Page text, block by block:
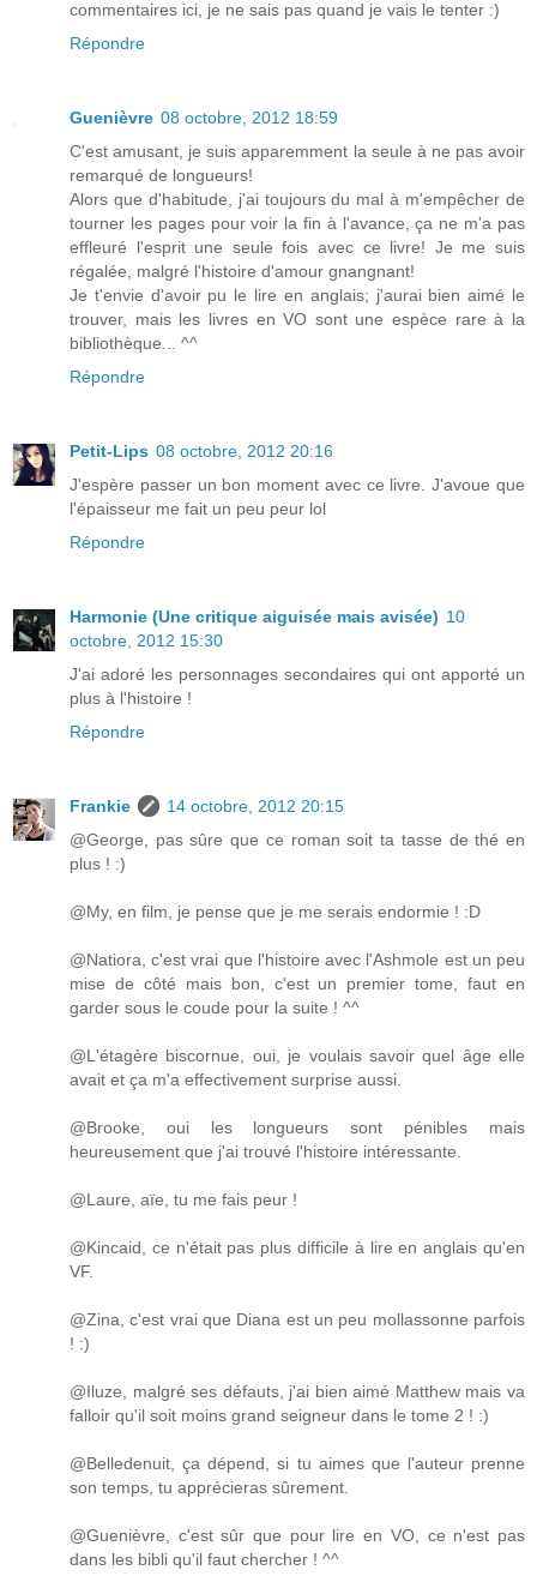
commentaires ici, je ne sais pas quand je vais le tenter :)
Répondre
Guenièvre 08 octobre, 2012 18:59
C'est amusant, je suis apparemment la seule à ne pas avoir
remarqué de longueurs!
Alors que d'habitude, j'ai toujours du mal à m'empêcher de
tourner les pages pour voir la fin à l'avance, ça ne m'a pas
effleuré l'esprit une seule fois avec ce livre! Je me suis
régalée, malgré l'histoire d'amour gnangnant!
Je t'envie d'avoir pu le lire en anglais; j'aurai bien aimé le
trouver, mais les livres en VO sont une espèce rare à la
bibliothèque... ^^
Répondre
Petit-Lips 08 octobre, 2012 20:16
J'espère passer un bon moment avec ce livre. J'avoue que
l'épaisseur me fait un peu peur lol
Répondre
Harmonie (Une critique aiguisée mais avisée) 10
octobre, 2012 15:30
J'ai adoré les personnages secondaires qui ont apporté un
plus à l'histoire !
Répondre
Frankie
14 octobre, 2012 20:15
@George, pas sûre que ce roman soit ta tasse de thé en
plus ! :)
@My, en film, je pense que je me serais endormie ! :D
@Natiora, c'est vrai que l'histoire avec l'Ashmole est un peu
mise de côté mais bon, c'est un premier tome, faut en
garder sous le coude pour la suite ! ^^
@L'étagère biscornue, oui, je voulais savoir quel âge elle
avait et ça m'a effectivement surprise aussi.
@Brooke, oui les longueurs sont pénibles mais
heureusement que j'ai trouvé l'histoire intéressante.
@Laure, aïe, tu me fais peur !
@Kincaid, ce n'était pas plus difficile à lire en anglais qu'en
VF.
@Zina, c'est vrai que Diana est un peu mollassonne parfois
! :)
@Iluze, malgré ses défauts, j'ai bien aimé Matthew mais va
falloir qu'il soit moins grand seigneur dans le tome 2 ! :)
@Belledenuit, ça dépend, si tu aimes que l'auteur prenne
son temps, tu apprécieras sûrement.
@Guenièvre, c'est sûr que pour lire en VO, ce n'est pas
dans les bibli qu'il faut chercher ! ^^